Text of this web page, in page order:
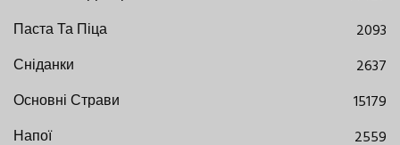
Паста Та Піца
2093
Сніданки
2637
Основні Страви
15179
Напої
2559